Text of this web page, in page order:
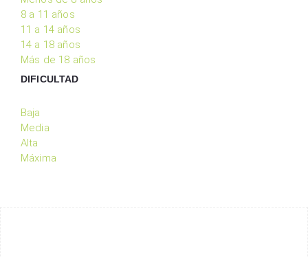
8 a 11 años
11 a 14 años
14 a 18 años
Más de 18 años
DIFICULTAD
Baja
Media
Alta
Máxima